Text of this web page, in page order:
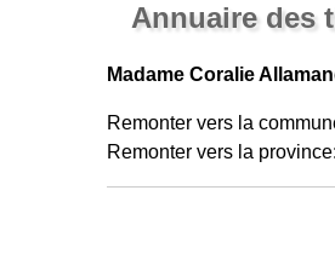
Annuaire des
Madame Coralie
Remonter vers la
Remonter vers la province: